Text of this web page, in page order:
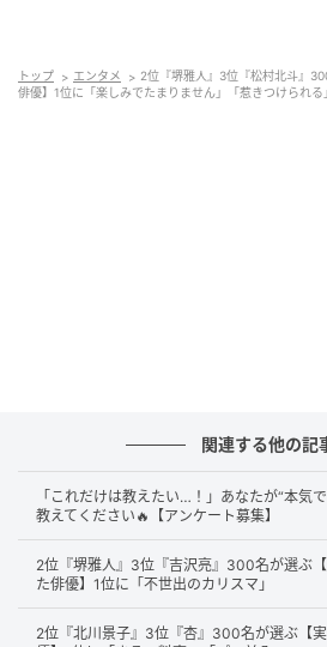
の主演として鮮烈に輝くであろう
堂々とした演技力が多くの支持
な存在感を放つ堺さんには、多
を送っています。
話題作への出演が多く、演技力や存在
トップ エンタメ
2位『堺雅人』3位『松村北斗』
俳優】1位に「楽しみでたまりません」「惹きつけられる」
関連する他の記
「これだけは教えたい…！」あなたが“本気
教えてください🔥【アンケート募集】
2位『堺雅人』3位『吉沢亮』300名が選ぶ
た俳優】1位に「不世出のカリスマ」
2位『北川景子』3位『杏』300名が選ぶ【